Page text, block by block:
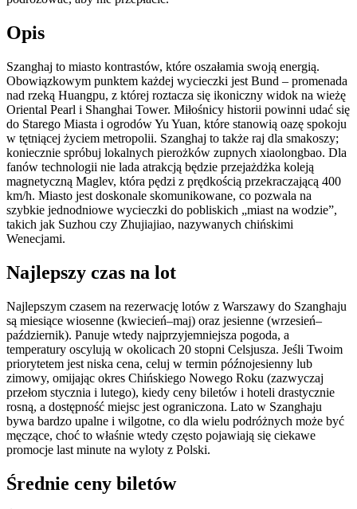
Opis
Szanghaj to miasto kontrastów, które oszałamia swoją energią.
Obowiązkowym punktem każdej wycieczki jest Bund – promenada
nad rzeką Huangpu, z której roztacza się ikoniczny widok na wieżę
Oriental Pearl i Shanghai Tower. Miłośnicy historii powinni udać się
do Starego Miasta i ogrodów Yu Yuan, które stanowią oazę spokoju
w tętniącej życiem metropolii. Szanghaj to także raj dla smakoszy;
koniecznie spróbuj lokalnych pierożków zupnych xiaolongbao. Dla
fanów technologii nie lada atrakcją będzie przejażdżka koleją
magnetyczną Maglev, która pędzi z prędkością przekraczającą 400
km/h. Miasto jest doskonale skomunikowane, co pozwala na
szybkie jednodniowe wycieczki do pobliskich „miast na wodzie”,
takich jak Suzhou czy Zhujiajiao, nazywanych chińskimi
Wenecjami.
Najlepszy czas na lot
Najlepszym czasem na rezerwację lotów z Warszawy do Szanghaju
są miesiące wiosenne (kwiecień–maj) oraz jesienne (wrzesień–
październik). Panuje wtedy najprzyjemniejsza pogoda, a
temperatury oscylują w okolicach 20 stopni Celsjusza. Jeśli Twoim
priorytetem jest niska cena, celuj w termin późnojesienny lub
zimowy, omijając okres Chińskiego Nowego Roku (zazwyczaj
przełom stycznia i lutego), kiedy ceny biletów i hoteli drastycznie
rosną, a dostępność miejsc jest ograniczona. Lato w Szanghaju
bywa bardzo upalne i wilgotne, co dla wielu podróżnych może być
męczące, choć to właśnie wtedy często pojawiają się ciekawe
promocje last minute na wyloty z Polski.
Średnie ceny biletów